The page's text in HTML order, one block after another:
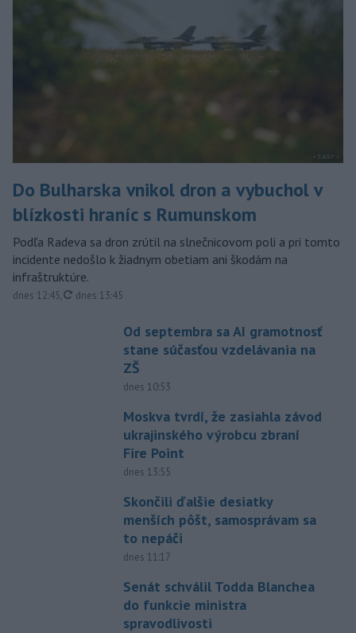
Do Bulharska vnikol dron a vybuchol v
blízkosti hraníc s Rumunskom
Podľa Radeva sa dron zrútil na slnečnicovom poli a pri tomto
incidente nedošlo k žiadnym obetiam ani škodám na
infraštruktúre.
dnes 12:45, aktualizované
dnes 13:45
Od septembra sa AI gramotnosť
stane súčasťou vzdelávania na
ZŠ
dnes 10:53
Moskva tvrdí, že zasiahla závod
ukrajinského výrobcu zbraní
Fire Point
dnes 13:55
Skončili ďalšie desiatky
menších pôšt, samosprávam sa
to nepáči
dnes 11:17
Senát schválil Todda Blanchea
do funkcie ministra
spravodlivosti